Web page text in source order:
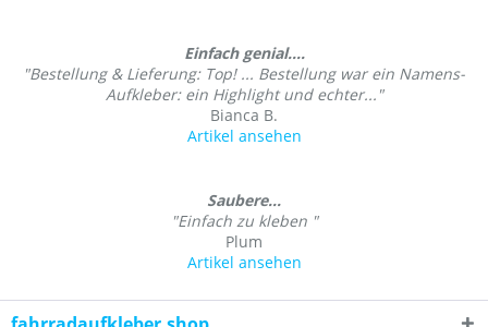
Einfach genial....
"Bestellung & Lieferung: Top! ... Bestellung war ein Namens-
Aufkleber: ein Highlight und echter..."
Bianca B.
Artikel ansehen
Saubere...
"Einfach zu kleben "
Plum
Artikel ansehen